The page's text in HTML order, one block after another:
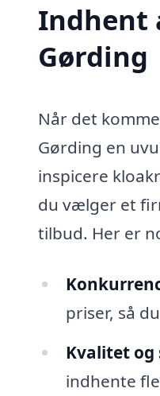
Indhent
Gørding
Når det
Gørding en
inspicere
du vælger et
tilbud. Her er
priser, så
Kvalitet og
indhente